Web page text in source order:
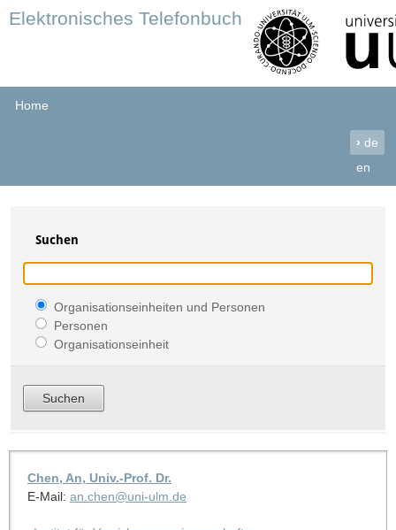
Elektronisches Telefonbuch
Home
› de
en
Suchen
Organisationseinheiten und Personen
Personen
Organisationseinheit
Chen, An, Univ.-Prof. Dr.
E-Mail: an.chen@uni-ulm.de